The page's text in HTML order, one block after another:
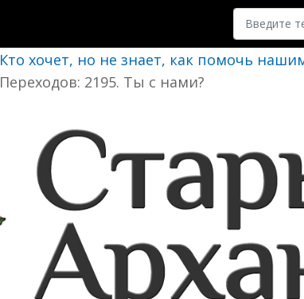
Поиск
Кто хочет, но не знает, как помочь
Переходов: 2195. Ты с нами?